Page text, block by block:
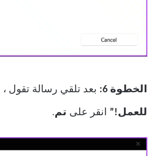
الخطوة 6: بعد تلقي رسالة تقول ،
للعمل!” انقر على تم.